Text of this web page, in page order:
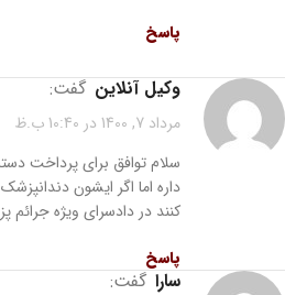
پاسخ
وکیل آنلاین گفت:
مرداد 7, 1400 در 10:40 ب.ظ
سلام توافق برای پرداخت
داره اما اگر ایشون
کنند در دادسرای ویژه
پاسخ
سارا گفت: